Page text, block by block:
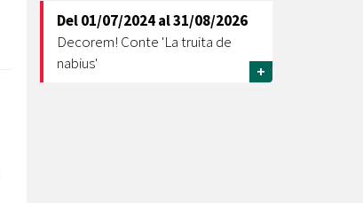
Del01/07/2024al31/08/2026
Decorem! Conte 'La truita de
nabius'
+